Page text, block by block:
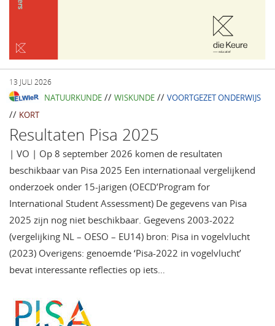
13 JULI 2026
NATUURKUNDE //WISKUNDE //VOORTGEZET ONDERWIJS
// KORT
Resultaten Pisa 2025
| VO | Op 8 september 2026 komen de resultaten
beschikbaar van Pisa 2025 Een internationaal vergelijkend
onderzoek onder 15-jarigen (OECD’Program for
International Student Assessment) De gegevens van Pisa
2025 zijn nog niet beschikbaar. Gegevens 2003-2022
(vergelijking NL – OESO – EU14) bron: Pisa in vogelvlucht
(2023) Overigens: genoemde ‘Pisa-2022 in vogelvlucht’
bevat interessante reflecties op iets…